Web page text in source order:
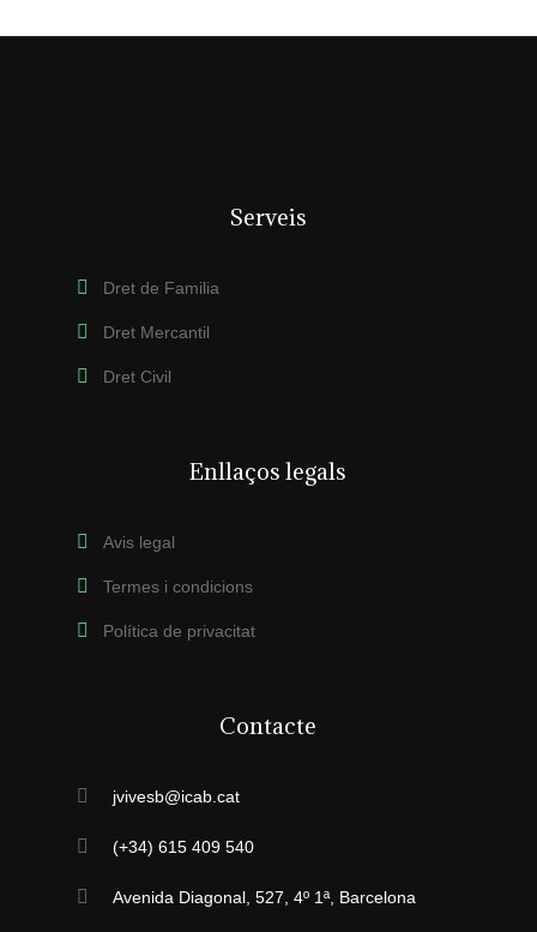
Serveis
Dret de Familia
Dret Mercantil
Dret Civil
Enllaços legals
Avis legal
Termes i condicions
Política de privacitat
Contacte
jvivesb@icab.cat
(+34) 615 409 540
Avenida Diagonal, 527, 4º 1ª, Barcelona